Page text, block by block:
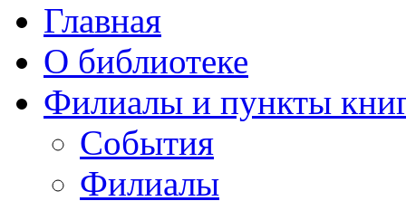
Главная
О библиотеке
Филиалы и пункты
События
Филиалы